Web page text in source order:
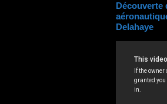
Découverte
Delahaye